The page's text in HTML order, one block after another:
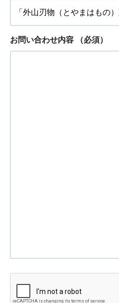
お問い合わせ内容 （必須）